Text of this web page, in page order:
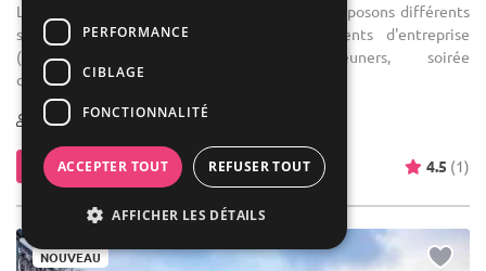
Location de salle de réception : Nous vous proposons différents
services : - l'organisation de vos événements d'entreprise
(afterworks, teambuildings, petits-déjeuners, soirée
d'entreprise...) - ...
2-100
Contacter 4.5 (1)
NOUVEAU
PERFORMANCE
CIBLAGE
FONCTIONNALITÉ
ACCEPTER TOUT REFUSER TOUT
AFFICHER LES DÉTAILS